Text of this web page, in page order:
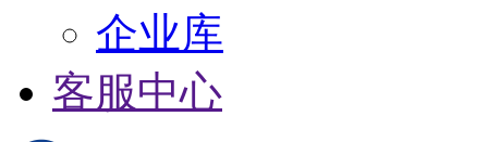
企业库
客服中心